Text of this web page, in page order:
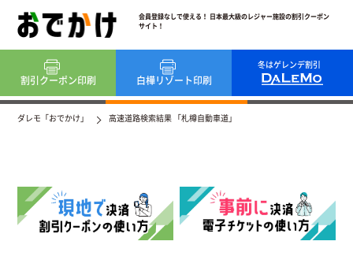
会員登録なしで使える！ 日本最大級のレジャー施設の割引クーポン
サイト！
冬はゲレンデ割引
割引クーポン印刷 白樺リゾート印刷
ダレモ「おでかけ」 高速道路検索結果 「札樽自動車道」